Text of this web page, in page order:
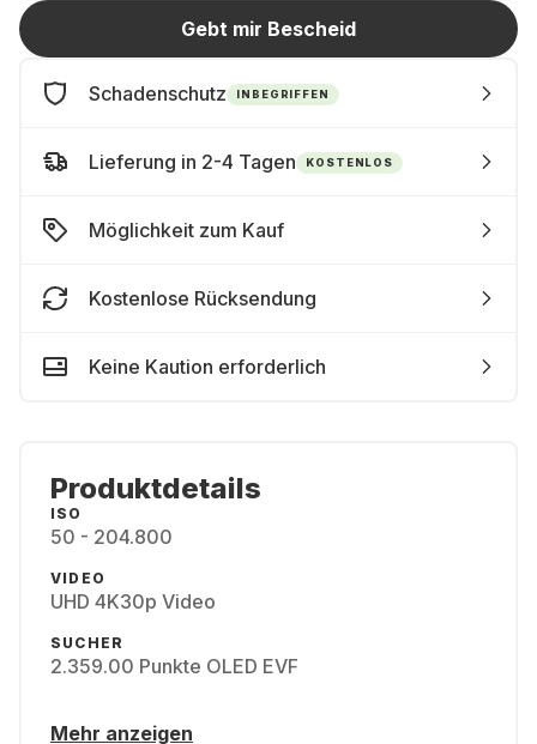
Gebt mir Bescheid
Schadenschutz INBEGRIFFEN
Lieferung in 2-4 Tagen KOSTENLOS
Möglichkeit zum Kauf
Kostenlose Rücksendung
Keine Kaution erforderlich
Produktdetails
ISO
50 - 204.800
VIDEO
UHD 4K30p Video
SUCHER
2.359.00 Punkte OLED EVF
Mehr anzeigen